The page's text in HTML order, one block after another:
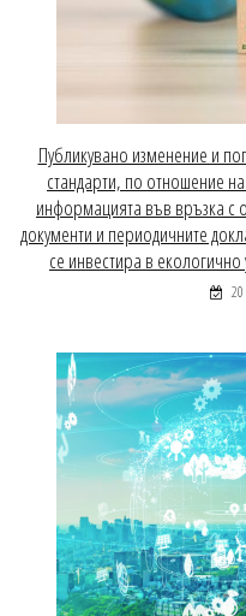
Публикувано изменение и
стандарти, по отношение
информацията във връзка с
документи и периодичните
се инвестира в